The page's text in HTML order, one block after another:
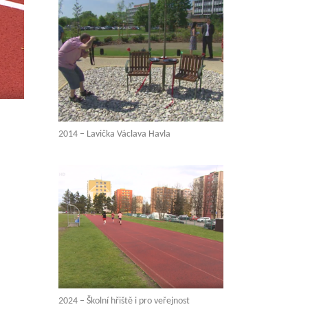
2014 – Lavička Václava Havla
2024 – Školní hřiště i pro veřejnost